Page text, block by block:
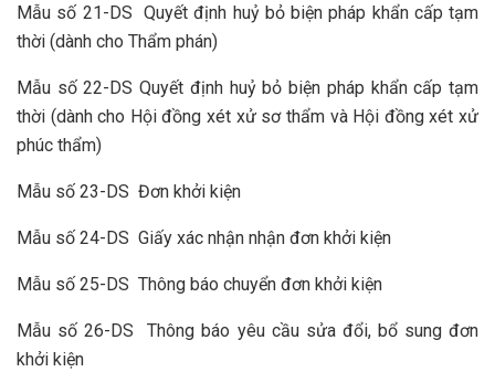
Mẫu số 21-DS Quyết định huỷ bỏ biện pháp khẩn cấp tạm
thời (dành cho Thẩm phán)
Mẫu số 22-DS Quyết định huỷ bỏ biện pháp khẩn cấp tạm
thời (dành cho Hội đồng xét xử sơ thẩm và Hội đồng xét xử
phúc thẩm)
Mẫu số 23-DS Đơn khởi kiện
Mẫu số 24-DS Giấy xác nhận nhận đơn khởi kiện
Mẫu số 25-DS Thông báo chuyển đơn khởi kiện
Mẫu số 26-DS Thông báo yêu cầu sửa đổi, bổ sung đơn
khởi kiện